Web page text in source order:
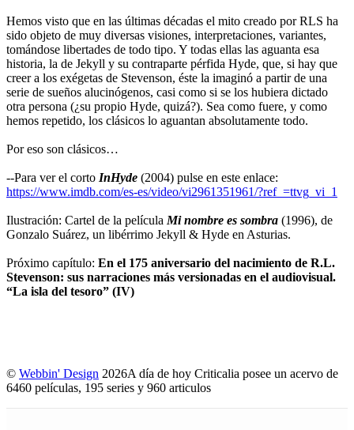
Hemos visto que en las últimas décadas el mito creado por RLS ha
sido objeto de muy diversas visiones, interpretaciones, variantes,
tomándose libertades de todo tipo. Y todas ellas las aguanta esa
historia, la de Jekyll y su contraparte pérfida Hyde, que, si hay que
creer a los exégetas de Stevenson, éste la imaginó a partir de una
serie de sueños alucinógenos, casi como si se los hubiera dictado
otra persona (¿su propio Hyde, quizá?). Sea como fuere, y como
hemos repetido, los clásicos lo aguantan absolutamente todo.
Por eso son clásicos…
--Para ver el corto InHyde (2004) pulse en este enlace:
https://www.imdb.com/es-es/video/vi2961351961/?ref_=ttvg_vi_1
Ilustración: Cartel de la película Mi nombre es sombra (1996), de
Gonzalo Suárez, un libérrimo Jekyll & Hyde en Asturias.
Próximo capítulo: En el 175 aniversario del nacimiento de R.L.
Stevenson: sus narraciones más versionadas en el audiovisual.
“La isla del tesoro” (IV)
© Webbin' Design 2026A día de hoy Criticalia posee un acervo de
6460 películas, 195 series y 960 articulos